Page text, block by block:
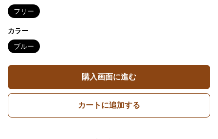
フリー
カラー
ブルー
購入画面に進む
カートに追加する